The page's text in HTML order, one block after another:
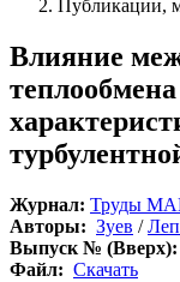
Публикации,
Влияние
Журнал: Труды
Авторы: Зуев /
Выпуск № (Вверх):
Файл: Скачать